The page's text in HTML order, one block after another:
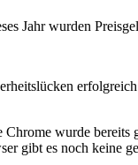
wurden
wurde
gibt es noch keine